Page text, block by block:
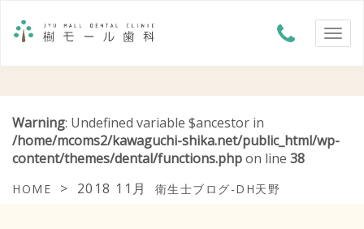
Warning: Undefined variable $ancestor in
/home/mcoms2/kawaguchi-shika.net/public_html/wp-
content/themes/dental/functions.phpon line 38
HOME > 2018 11月 衛生士ブログ-DH天野